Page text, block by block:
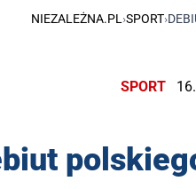
NIEZALEŻNA.PL ›SPORT›
SPORT